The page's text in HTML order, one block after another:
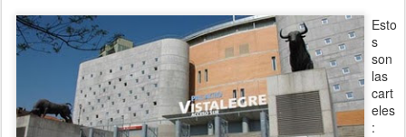
Esto
s
son
las
cart
eles
: